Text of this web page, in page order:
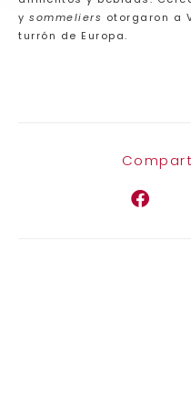
y sommeliers otorgaron a
turrón de Europa.